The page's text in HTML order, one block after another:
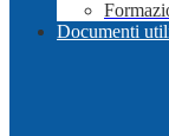
Documenti